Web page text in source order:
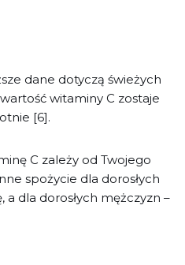
dane dotyczą świeżych
witaminy C zostaje
[6].
C zależy od Twojego
spożycie dla dorosłych
dla dorosłych mężczyzn –